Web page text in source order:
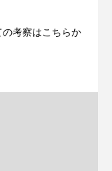
考察はこちらか